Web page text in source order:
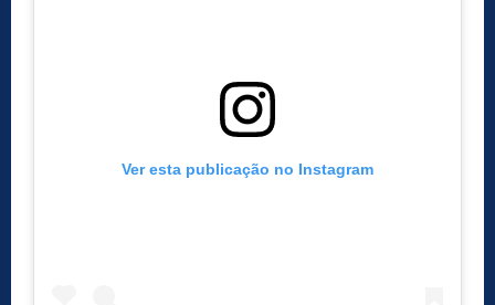
Ver esta publicação no Instagram